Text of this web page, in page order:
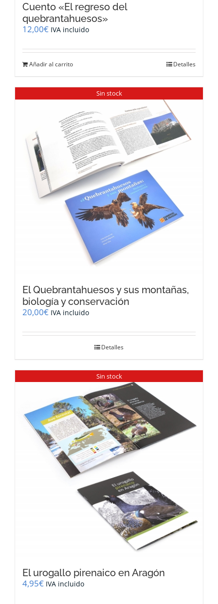
Cuento «El regreso del
quebrantahuesos»
12,00€ IVA incluido
Añadir al carrito Detalles
Sin stock
El Quebrantahuesos y sus montañas,
biología y conservación
20,00€ IVA incluido
Detalles
Sin stock
El urogallo pirenaico en Aragón
4,95€ IVA incluido